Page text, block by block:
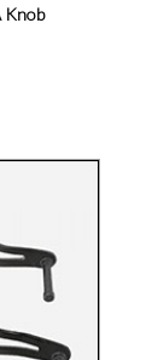
Knob